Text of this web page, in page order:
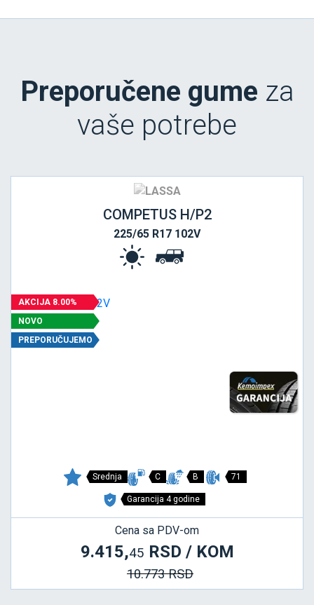
Preporučene gume za
vaše potrebe
COMPETUS H/P2
225/65 R17 102V
AKCIJA 8.00%
NOVO
PREPORUČUJEMO
Srednja C B 71
Garancija 4 godine
Cena sa PDV-om
9.415,45 RSD / KOM
10.773 RSD